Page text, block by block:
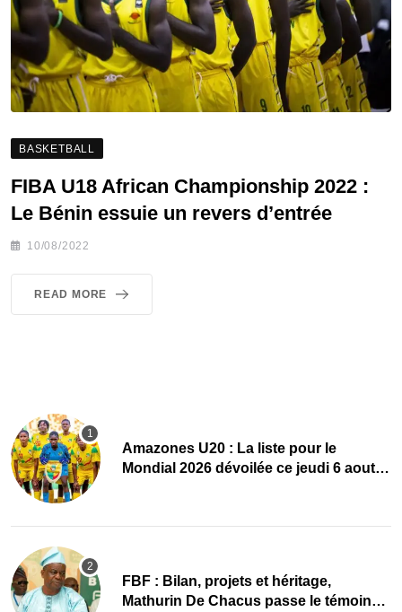
BASKETBALL
FIBA U18 African Championship 2022 :
Le Bénin essuie un revers d’entrée
10/08/2022
READ MORE
Amazones U20 : La liste pour le
Mondial 2026 dévoilée ce jeudi 6 aout
FBF : Bilan, projets et héritage,
Mathurin De Chacus passe le témoin